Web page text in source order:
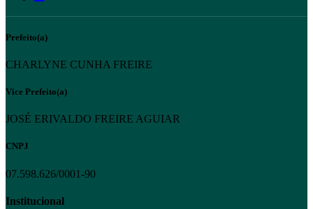
Prefeito(a)
CHARLYNE CUNHA FREIRE
Vice Prefeito(a)
JOSÉ ERIVALDO FREIRE AGUIAR
CNPJ
07.598.626/0001-90
Institucional